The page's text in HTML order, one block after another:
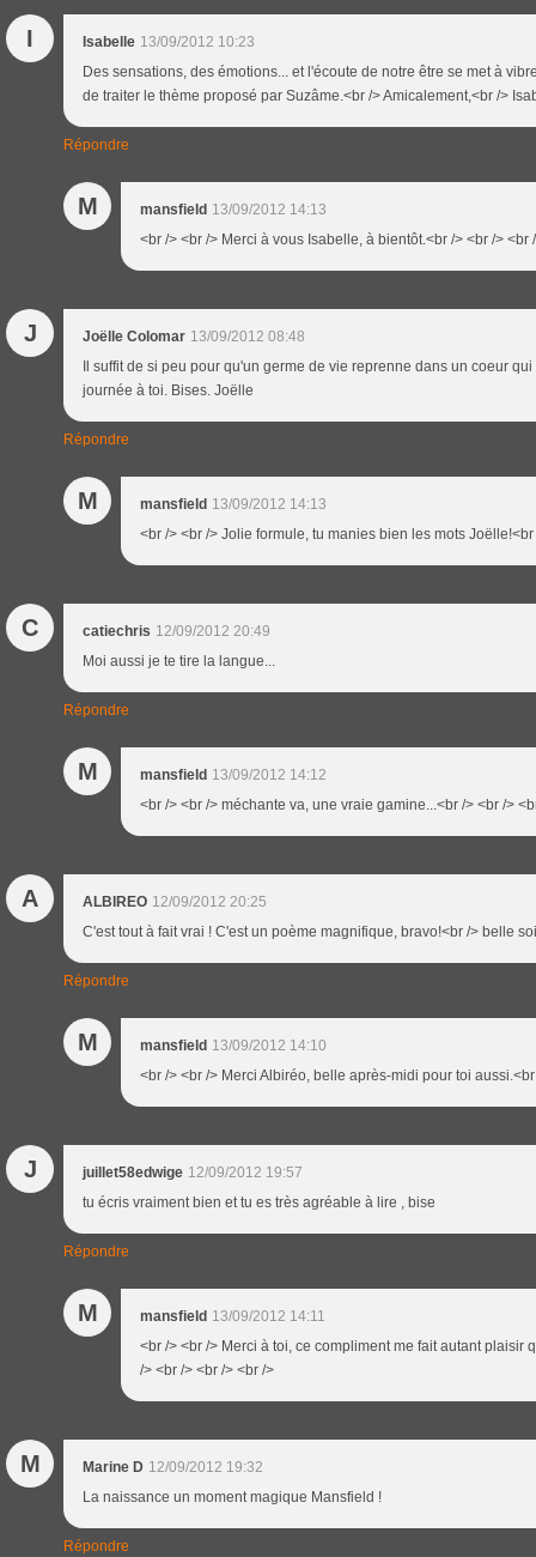
I Isabelle 13/09/2012 10:23
Des sensations, des émotions... et l'écoute de notre être se met à
de traiter le thème proposé par Suzâme.<br /> Amicalement,<br />
Répondre
M mansfield 13/09/2012 14:13
<br /> <br /> Merci à vous Isabelle, à bientôt.<br /> <br /> <br
J Joëlle Colomar 13/09/2012 08:48
Il suffit de si peu pour qu'un germe de vie reprenne dans un coeur
journée à toi. Bises. Joëlle
Répondre
M mansfield 13/09/2012 14:13
<br /> <br /> Jolie formule, tu manies bien les mots Joëlle!<br
C catiechris 12/09/2012 20:49
Moi aussi je te tire la langue...
Répondre
M mansfield 13/09/2012 14:12
<br /> <br /> méchante va, une vraie gamine...<br /> <br />
A ALBIREO 12/09/2012 20:25
C'est tout à fait vrai ! C'est un poème magnifique, bravo!<br /> belle
Répondre
M mansfield 13/09/2012 14:10
<br /> <br /> Merci Albiréo, belle après-midi pour toi
J juillet58edwige 12/09/2012 19:57
tu écris vraiment bien et tu es très agréable à lire , bise
Répondre
M mansfield 13/09/2012 14:11
<br /> <br /> Merci à toi, ce compliment me fait autant plaisir
/> <br /> <br /> <br />
M Marine D 12/09/2012 19:32
La naissance un moment magique Mansfield !
Répondre